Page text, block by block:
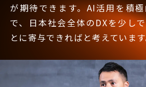
が期待できます。AI活用を積
で、日本社会全体のDXを少し
とに寄与できればと考えています